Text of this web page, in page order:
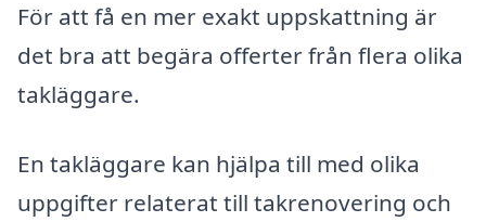
För att få en mer exakt uppskattning är
det bra att begära offerter från flera olika
takläggare.
En takläggare kan hjälpa till med olika
uppgifter relaterat till takrenovering och